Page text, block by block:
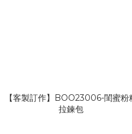
【客製訂作】BOO23006-閨蜜粉
拉鍊包